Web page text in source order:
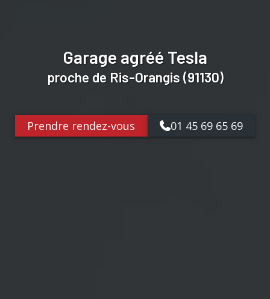
Garage agréé Tesla
proche de Ris-Orangis (91130)
Prendre rendez-vous 01 45 69 65 69